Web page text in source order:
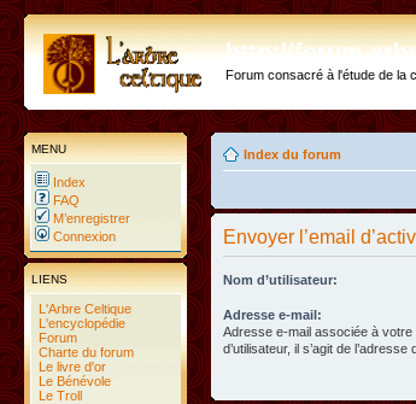
http://
Forum consacré à l'étude de la
MENU
Index
FAQ
M’enregistrer
Connexion
LIENS
L'Arbre Celtique
L'encyclopédie
Forum
Charte du forum
Le livre d'or
Le Bénévole
Le Troll
Index du forum
Envoyer l’email
Nom d’utilisateur:
Adresse e-mail:
Adresse e-mail associée à votre
d’utilisateur, il s’agit de